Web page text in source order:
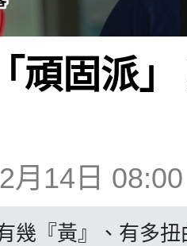
頑固派
月14日 08:00
幾『黃』、有多